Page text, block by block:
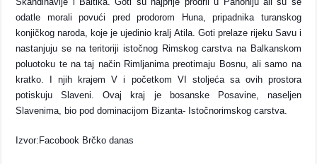
odatle morali povući pred prodorom Huna, pripadnika turanskog
konjičkog naroda, koje je ujedinio kralj Atila. Goti prelaze rijeku Savu i
nastanjuju se na teritoriji istočnog Rimskog carstva na Balkanskom
poluotoku te na taj način Rimljanima preotimaju Bosnu, ali samo na
kratko. I njih krajem V i početkom VI stoljeća sa ovih prostora
potiskuju Slaveni. Ovaj kraj je bosanske Posavine, naseljen
Slavenima, bio pod dominacijom Bizanta- Istočnorimskog carstva.
Izvor:Facobook Brčko danas